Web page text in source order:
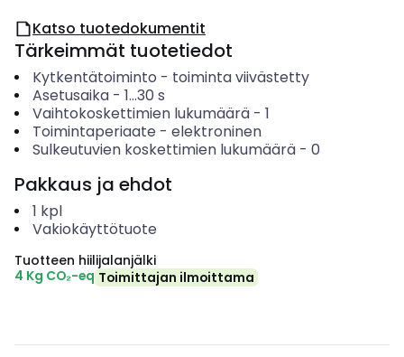
Katso tuotedokumentit
Tärkeimmät tuotetiedot
Kytkentätoiminto - toiminta viivästetty
Asetusaika- 1...30 s
Vaihtokoskettimien lukumäärä- 1
Toimintaperiaate - elektroninen
Sulkeutuvien koskettimien lukumäärä- 0
Pakkaus ja ehdot
1 kpl
Vakiokäyttötuote
Tuotteen hiilijalanjälki
4 Kg CO₂-eq Toimittajan ilmoittama